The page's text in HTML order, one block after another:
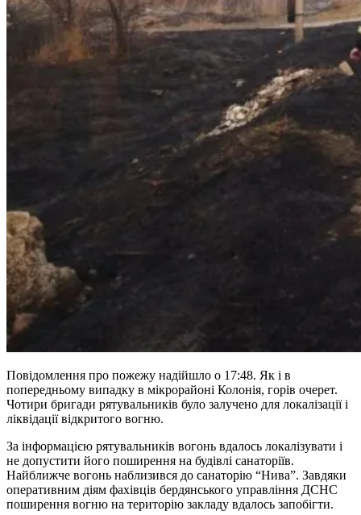
Повідомлення про пожежу надійшло о 17:48. Як і в
попередньому випадку в мікрорайоні Колонія, горів очерет.
Чотири бригади рятувальників було залучено для локалізації і
ліквідації відкритого вогню.
За інформацією рятувальників вогонь вдалось локалізувати і
не допустити його поширення на будівлі санаторіїв.
Найближче вогонь наблизився до санаторію “Нива”. Завдяки
оперативним діям фахівців бердянського управління ДСНС
поширення вогню на територію закладу вдалось запобігти.